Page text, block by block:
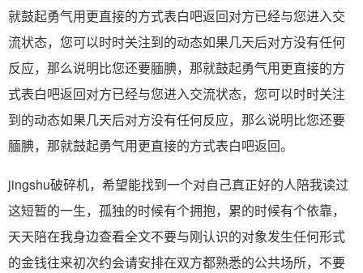
就鼓起勇气用更直接的方式表白吧返回对方已经与您进入交
流状态，您可以时时关注到的动态如果几天后对方没有任何
反应，那么说明比您还要腼腆，那就鼓起勇气用更直接的方
式表白吧返回对方已经与您进入交流状态，您可以时时关注
到的动态如果几天后对方没有任何反应，那么说明比您还要
腼腆，那就鼓起勇气用更直接的方式表白吧返回。
jingshu破碎机，希望能找到一个对自己真正好的人陪我读过
这短暂的一生，孤独的时候有个拥抱，累的时候有个依靠，
天天陪在我身边查看全文不要与刚认识的对象发生任何形式
的金钱往来初次约会请安排在双方都熟悉的公共场所，不要